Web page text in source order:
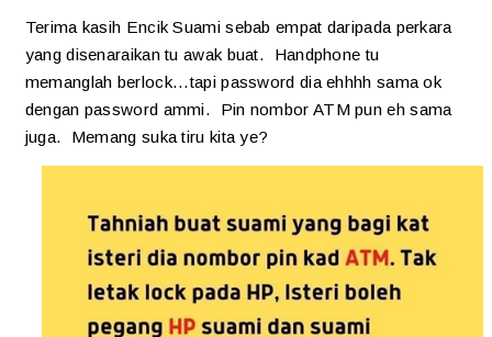
Terima kasih Encik Suami sebab empat daripada perkara
yang disenaraikan tu awak buat. Handphone tu
memanglah berlock...tapi password dia ehhhh sama ok
dengan password ammi. Pin nombor ATM pun eh sama
juga. Memang suka tiru kita ye?